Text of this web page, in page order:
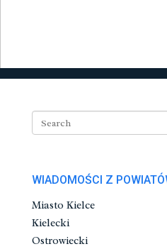
WIADOMOŚCI Z
Miasto Kielce
Kielecki
Ostrowiecki